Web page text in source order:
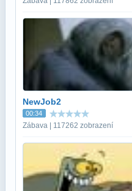
NewJob2
00:34
Zábava | 117262 zobrazení